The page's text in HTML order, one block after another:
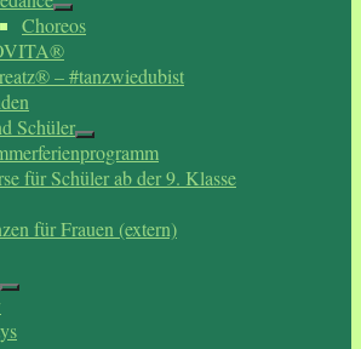
Choreos
– #tanzwiedubist
Schüler
für Schüler ab der 9. Klasse
für Frauen (extern)